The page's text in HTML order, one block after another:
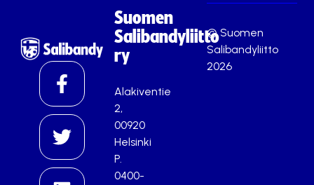
Suomen
Salibandyliitto
ry
Alakiventie
2,
00920
Helsinki
P.
0400-
© Suomen
Salibandyliitto
2026